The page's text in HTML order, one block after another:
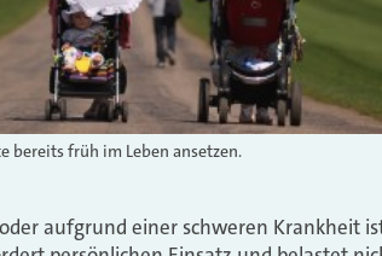
bereits früh im Leben ansetzen.
aufgrund einer schweren Krankheit